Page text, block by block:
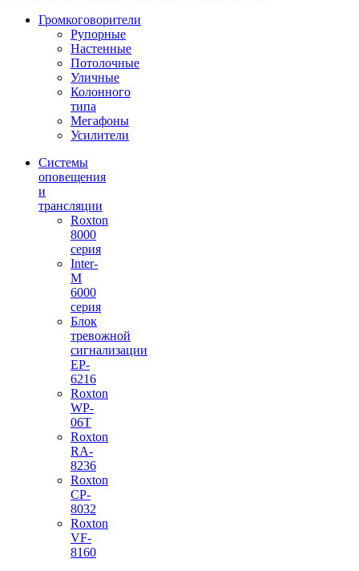
Громкоговорители
Рупорные
Настенные
Потолочные
Уличные
Колонного
типа
Мегафоны
Усилители
Системы
оповещения
и
трансляции
Roxton
8000
серия
Inter-
M
6000
серия
Блок
тревожной
сигнализации
EP-
6216
Roxton
WP-
06T
Roxton
RA-
8236
Roxton
CP-
8032
Roxton
VF-
8160